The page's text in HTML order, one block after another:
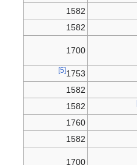
1582
1582
1700
1753
[5]
1582
1582
1760
1582
1700